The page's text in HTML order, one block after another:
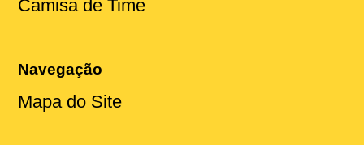
Camisa de Time
Navegação
Mapa do Site